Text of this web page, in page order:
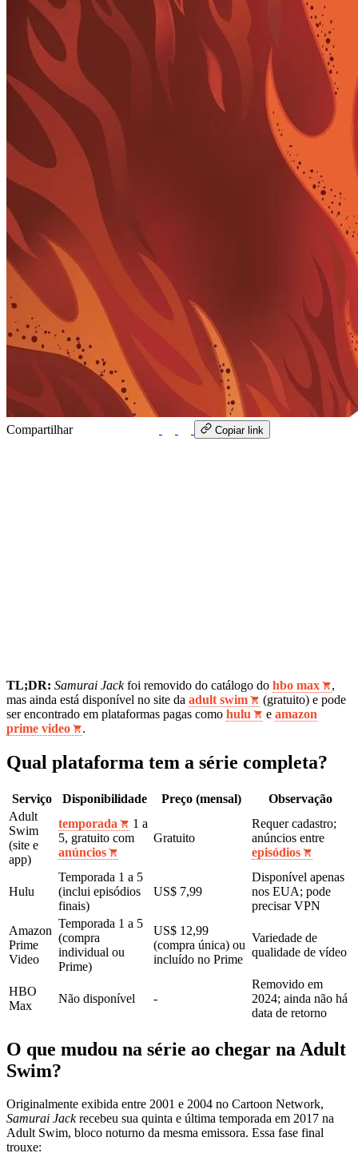
Compartilhar Copiar link
TL;DR: Samurai Jackfoi removido do catálogo do hbo max
,
mas ainda está disponível no site da adult swim
(gratuito) e pode
ser encontrado em plataformas pagas como hulu e amazon
prime video
.
Qual plataforma tem a série completa?
Serviço Disponibilidade Preço (mensal)
Observação
Adult
Swim
(site e
app)
temporada
1 a
5, gratuito com
anúncios
Gratuito
Requer cadastro;
anúncios entre
episódios
Hulu
Temporada 1 a 5
(inclui episódios
finais)
US$ 7,99
Disponível apenas
nos EUA; pode
precisar VPN
Amazon
Prime
Video
Temporada 1 a 5
(compra
individual ou
Prime)
US$ 12,99
(compra única) ou
incluído no Prime
Variedade de
qualidade de vídeo
HBO
Max
Não disponível -
Removido em
2024; ainda não há
data de retorno
O que mudou na série ao chegar na Adult
Swim?
Originalmente exibida entre 2001 e 2004 no Cartoon Network,
Samurai Jackrecebeu sua quinta e última temporada em 2017 na
Adult Swim, bloco noturno da mesma emissora. Essa fase final
trouxe: